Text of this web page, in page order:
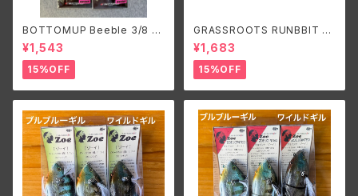
BOTTOMUP Beeble 3/8 T
W/ボトムアップ ビーブル タンデ
ムウィロー
¥1,543
15%OFF
GRASSROOTS RUNBBIT S
R/グラスルーツ ランビットSR
¥1,683
15%OFF